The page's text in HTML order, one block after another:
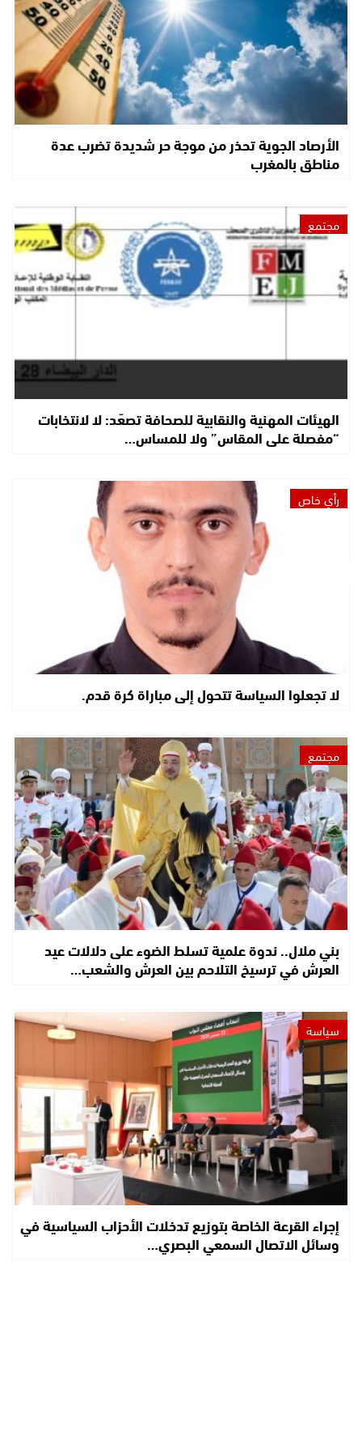
الأرصاد الجوية تحذر من موجة حر شديدة تضرب عدة
مناطق بالمغرب
مجتمع
الهيئات المهنية والنقابية للصحافة تصعّد: لا لانتخابات
“مفصلة على المقاس” ولا للمساس…
رأي خاص
لا تجعلوا السياسة تتحول إلى مباراة كرة قدم.
مجتمع
بني ملال.. ندوة علمية تسلط الضوء على دلالات عيد
العرش في ترسيخ التلاحم بين العرش والشعب…
سياسة
إجراء القرعة الخاصة بتوزيع تدخلات الأحزاب السياسية في
وسائل الاتصال السمعي البصري…